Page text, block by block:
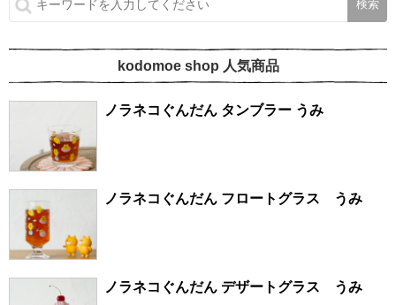
kodomoe shop 人気商品
ノラネコぐんだん タンブラー うみ
ノラネコぐんだん フロートグラス うみ
ノラネコぐんだん デザートグラス うみ